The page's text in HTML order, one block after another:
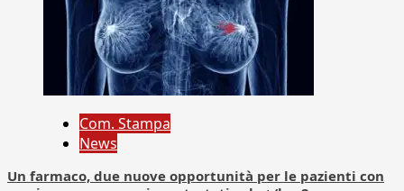
Com. Stampa
News
Un farmaco, due nuove opportunità per le pazienti con